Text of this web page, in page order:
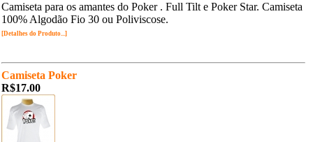
Camiseta para os amantes do Poker . Full Tilt e Poker Star. Camiseta
100% Algodão Fio 30 ou Poliviscose.
[Detalhes do Produto...]
Camiseta Poker
R$17.00